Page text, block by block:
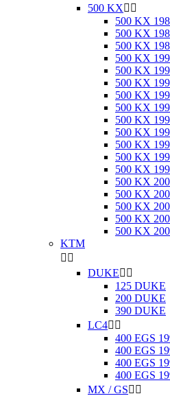
500 KX 
500 KX
500 KX
500 KX
500 KX
500 KX
500 KX
500 KX
500 KX
500 KX
500 KX
500 KX
500 KX
500 KX
500 KX
500 KX
500 KX
500 KX
500 KX
KTM
 
DUKE 
125 DUKE
200 DUKE
390 DUKE
LC4 
400 EGS
400 EGS
400 EGS
400 EGS
MX / GS 